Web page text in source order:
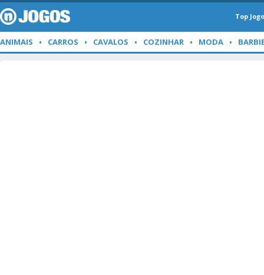
Top
ANIMAIS CARROS CAVALOS COZINHAR MODA